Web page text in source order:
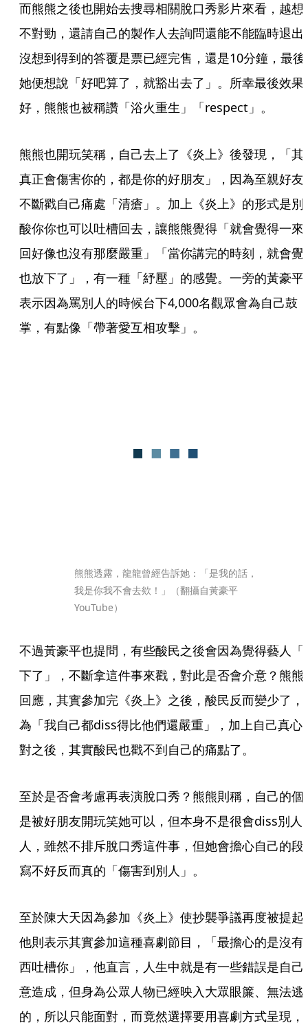
而熊熊之後也開始去搜尋相關脫口秀影片來看，越想
不對勁，還請自己的製作人去詢問還能不能臨時退出
沒想到得到的答覆是票已經完售，還是10分鐘，最後
她便想說「好吧算了，就豁出去了」。所幸最後效果
好，熊熊也被稱讚「浴火重生」「respect」。
熊熊也開玩笑稱，自己去上了《炎上》後發現，「其
真正會傷害你的，都是你的好朋友」，因為至親好友
不斷戳自己痛處「清瘡」。加上《炎上》的形式是別
酸你你也可以吐槽回去，讓熊熊覺得「就會覺得一來
回好像也沒有那麼嚴重」「當你講完的時刻，就會覺
也放下了」，有一種「紓壓」的感覺。一旁的黃豪平
表示因為罵別人的時候台下4,000名觀眾會為自己鼓
掌，有點像「帶著愛互相攻擊」。
熊熊透露，龍龍曾經告訴她：「是我的話，
我是你我不會去欸！」（翻攝自黃豪平
YouTube）
不過黃豪平也提問，有些酸民之後會因為覺得藝人「
下了」，不斷拿這件事來戳，對此是否會介意？熊熊
回應，其實參加完《炎上》之後，酸民反而變少了，
為「我自己都diss得比他們還嚴重」，加上自己真心
對之後，其實酸民也戳不到自己的痛點了。
至於是否會考慮再表演脫口秀？熊熊則稱，自己的個
是被好朋友開玩笑她可以，但本身不是很會diss別人
人，雖然不排斥脫口秀這件事，但她會擔心自己的段
寫不好反而真的「傷害到別人」。
至於陳大天因為參加《炎上》使抄襲爭議再度被提起
他則表示其實參加這種喜劇節目，「最擔心的是沒有
西吐槽你」，他直言，人生中就是有一些錯誤是自己
意造成，但身為公眾人物已經映入大眾眼簾、無法逃
的，所以只能面對，而竟然選擇要用喜劇方式呈現，